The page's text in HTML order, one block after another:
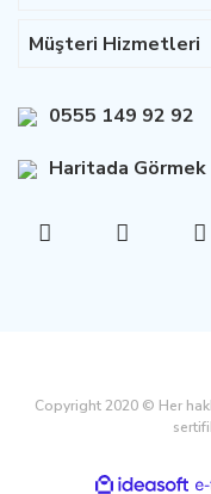
Müşteri Hizmetleri
0555 149 92 92
Haritada Görmek
Copyright 2020 © Her